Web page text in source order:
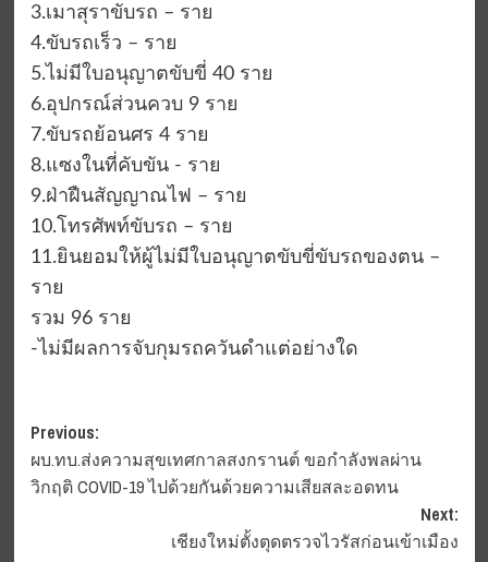
3.เมาสุราขับรถ – ราย
4.ขับรถเร็ว – ราย
5.ไม่มีใบอนุญาตขับขี่ 40 ราย
6.อุปกรณ์ส่วนควบ 9 ราย
7.ขับรถย้อนศร 4 ราย
8.แซงในที่คับขัน -​ ราย
9.ฝ่าฝืนสัญญาณไฟ – ราย
10.โทรศัพท์ขับรถ – ราย
11.ยินยอมให้ผู้ไม่มีใบอนุญาตขับขี่ขับรถของตน –
ราย
รวม 96 ราย
-ไม่มีผลการจับกุมรถควันดำแต่อย่างใด
Post
navigation
Previous:
ผบ.ทบ.ส่งความสุขเทศกาลสงกรานต์ ขอกำลังพลผ่าน
วิกฤติ COVID-19 ไปด้วยกันด้วยความเสียสละอดทน
Next:
เชียงใหม่ตั้งตุดตรวจไวรัสก่อนเข้าเมือง